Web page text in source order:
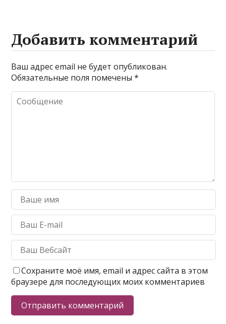
Добавить комментарий
Ваш адрес email не будет опубликован.
Обязательные поля помечены*
Сохраните моё имя, email и адрес сайта в этом
браузере для последующих моих комментариев